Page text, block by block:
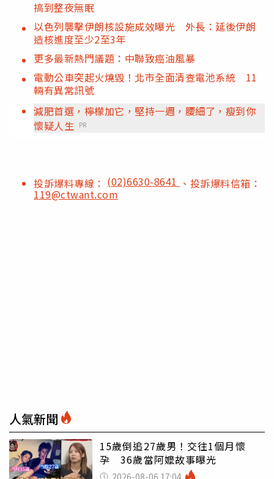
搞到整夜無眠
以色列襲擊伊朗核設施成效曝光 外長：延後伊朗
造核進度至少2至3年
更多最新熱門議題：中聯致癌油風暴
電動公車突起火燒毀！北市全面清查電池系統 11
輛有異常訊號
減肥首選，檸檬加它，堅持一週，腰細了，瘦到你
懷疑人生 PR
投訴爆料專線： (02)6630-8641 、投訴爆料信箱：
119@ctwant.com
人氣新聞
15歲倒追27歲男！交往1個月懷
孕 36歲當阿嬤故事曝光
2026-08-06 17:04